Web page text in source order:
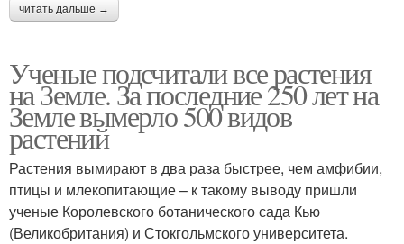
читать дальше →
Ученые подсчитали все растения
на Земле. За последние 250 лет на
Земле вымерло 500 видов
растений
Растения вымирают в два раза быстрее, чем амфибии,
птицы и млекопитающие – к такому выводу пришли
ученые Королевского ботанического сада Кью
(Великобритания) и Стокгольмского университета.